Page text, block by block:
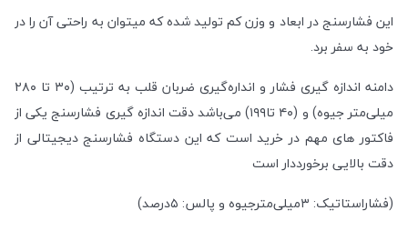
این فشارسنج در ابعاد و وزن کم تولید شده که میتوان به راحتی آن را در
خود به سفر برد.
دامنه اندازه گیری فشار و انداره‌گیری ضربان قلب به ترتیب (۳۰ تا ۲۸۰
میلی‌متر جیوه) و (۴۰ تا۱۹۹) می‌باشد دقت اندازه گیری فشارسنج یکی از
فاکتور های مهم در خرید است که این دستگاه فشارسنج دیجیتالی از
دقت بالایی برخورددار است
(فشاراستاتیک: ۳میلی‌مترجیوه و پالس: ۵درصد)